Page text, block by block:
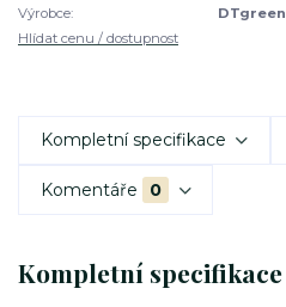
Výrobce:
DTgreen
Hlídat cenu / dostupnost
Kompletní specifikace
Komentáře 0
Kompletní specifikace